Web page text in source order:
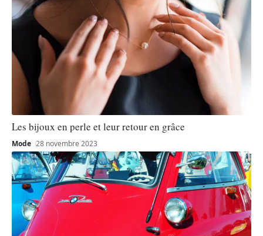
Les bijoux en perle et leur retour en grâce
Mode 28 novembre 2023